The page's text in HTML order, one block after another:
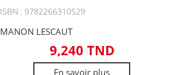
ISBN : 9782266310529
MANON LESCAUT
9,240 TND
En savoir plus